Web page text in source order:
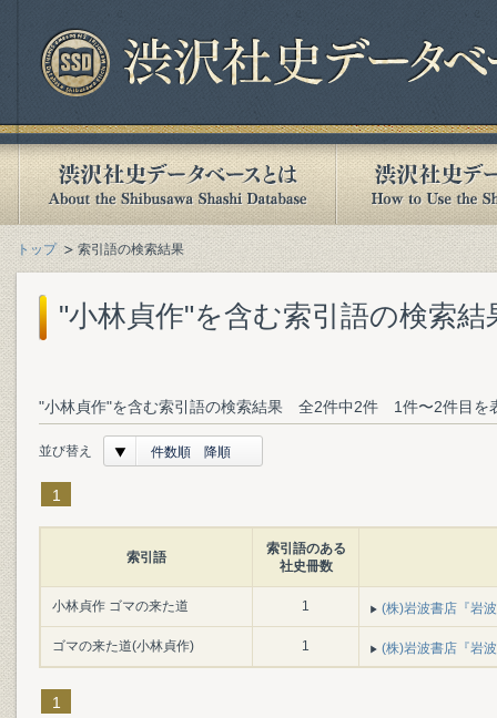
トップ 索引語の検索結果
"小林貞作"を含む索引語の検索結
"小林貞作"を含む索引語の検索結果 全2件中2件 1件〜2件目を
並び替え 件数順 降順
1
索引語
索引語のある
社史冊数
小林貞作 ゴマの来た道 1 (株)岩波書店『岩
ゴマの来た道(小林貞作) 1 (株)岩波書店『岩
1